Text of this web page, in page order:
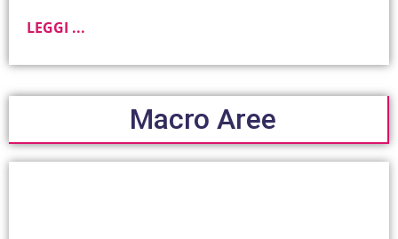
LEGGI ...
Macro Aree